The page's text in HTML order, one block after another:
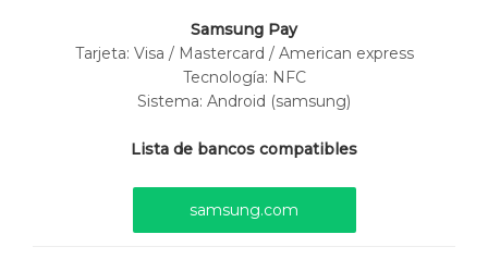
Samsung Pay
Tarjeta: Visa / Mastercard / American express
Tecnología: NFC
Sistema: Android (samsung)
Lista de bancos compatibles
samsung.com